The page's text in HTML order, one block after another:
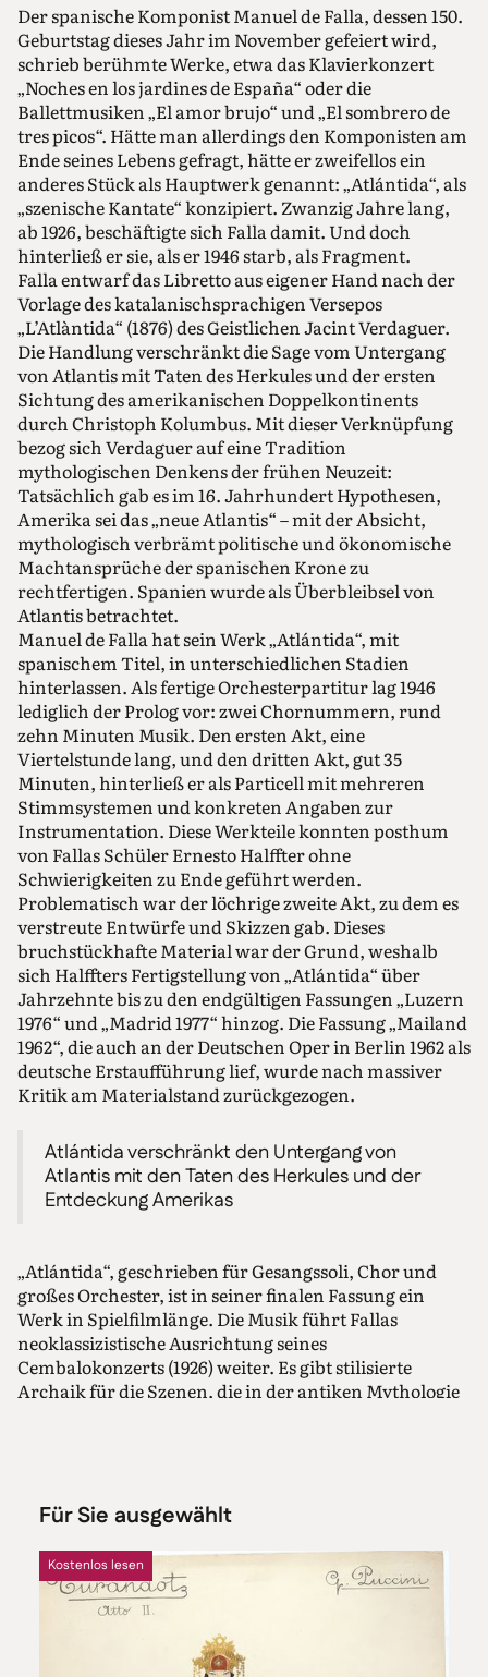
Der spanische Komponist Manuel de Falla, dessen 150.
Geburtstag dieses Jahr im November gefeiert wird,
schrieb berühmte Werke, etwa das Klavierkonzert
„Noches en los jardines de España“ oder die
Ballettmusiken „El amor brujo“ und „El sombrero de
tres picos“. Hätte man allerdings den Komponisten am
Ende seines Lebens gefragt, hätte er zweifellos ein
anderes Stück als Hauptwerk genannt: „Atlántida“, als
„szenische Kantate“ konzipiert. Zwanzig Jahre lang,
ab 1926, beschäftigte sich Falla damit. Und doch
hinterließ er sie, als er 1946 starb, als Fragment.
Falla entwarf das Libretto aus eigener Hand nach der
Vorlage des katalanischsprachigen Versepos
„L’Atlàntida“ (1876) des Geistlichen Jacint Verdaguer.
Die Handlung verschränkt die Sage vom Untergang
von Atlantis mit Taten des Herkules und der ersten
Sichtung des amerikanischen Doppelkontinents
durch Christoph Kolumbus. Mit dieser Verknüpfung
bezog sich Verdaguer auf eine Tradition
mythologischen Denkens der frühen Neuzeit:
Tatsächlich gab es im 16. Jahrhundert Hypothesen,
Amerika sei das „neue Atlantis“ – mit der Absicht,
mythologisch verbrämt politische und ökonomische
Machtansprüche der spanischen Krone zu
rechtfertigen. Spanien wurde als Überbleibsel von
Atlantis betrachtet.
Manuel de Falla hat sein Werk „Atlántida“, mit
spanischem Titel, in unterschiedlichen Stadien
hinterlassen. Als fertige Orchesterpartitur lag 1946
lediglich der Prolog vor: zwei Chornummern, rund
zehn Minuten Musik. Den ersten Akt, eine
Viertelstunde lang, und den dritten Akt, gut 35
Minuten, hinterließ er als Particell mit mehreren
Stimmsystemen und konkreten Angaben zur
Instrumentation. Diese Werkteile konnten posthum
von Fallas Schüler Ernesto Halffter ohne
Schwierigkeiten zu Ende geführt werden.
Problematisch war der löchrige zweite Akt, zu dem es
verstreute Entwürfe und Skizzen gab. Dieses
bruchstückhafte Material war der Grund, weshalb
sich Halffters Fertigstellung von „Atlántida“ über
Jahrzehnte bis zu den endgültigen Fassungen „Luzern
1976“ und „Madrid 1977“ hinzog. Die Fassung „Mailand
1962“, die auch an der Deutschen Oper in Berlin 1962 als
deutsche Erstaufführung lief, wurde nach massiver
Kritik am Materialstand zurückgezogen.
Atlántida verschränkt den Untergang von
Atlantis mit den Taten des Herkules und der
Entdeckung Amerikas
„Atlántida“, geschrieben für Gesangssoli, Chor und
großes Orchester, ist in seiner finalen Fassung ein
Werk in Spielfilmlänge. Die Musik führt Fallas
neoklassizistische Ausrichtung seines
Cembalokonzerts (1926) weiter. Es gibt stilisierte
Archaik für die Szenen, die in der antiken Mythologie
erzählt.
Weshalb das von Manuel de Falla anfangs ambitioniert
vorangetriebene Kompositionsvorhaben in eine
künstlerische Sackgasse führte, dafür gibt es
verschiedene Gründe. Der gläubige Katholik, der ledig
blieb und in seiner Wahlheimat Granada mit seiner
Schwester lebte, beabsichtigte, eine Art modernes
Für Sie ausgewählt
Kostenlos lesen